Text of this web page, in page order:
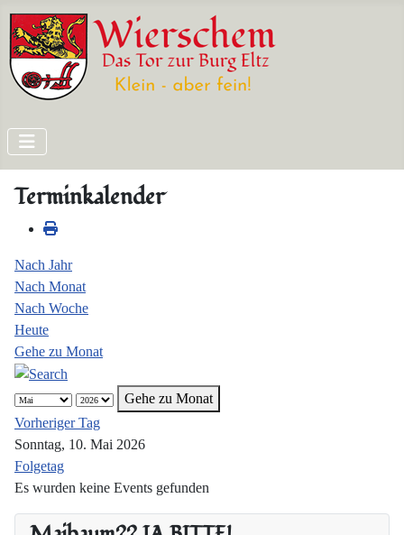
Terminkalender
Nach Jahr
Nach Monat
Nach Woche
Heute
Gehe zu Monat
Gehe zu Monat
Vorheriger Tag
Sonntag, 10. Mai 2026
Folgetag
Es wurden keine Events gefunden